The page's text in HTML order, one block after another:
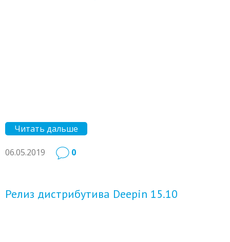
Читать дальше
06.05.2019 0
Релиз дистрибутива Deepin 15.10